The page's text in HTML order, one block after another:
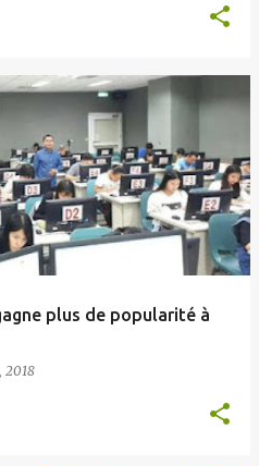
plus de popularité à
2018